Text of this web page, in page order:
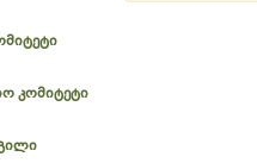
კომიტეტი